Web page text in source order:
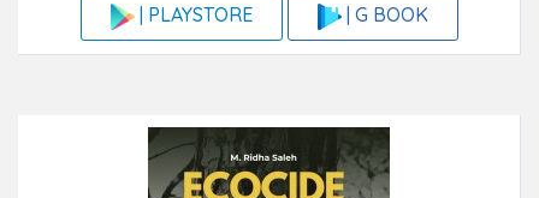
| PLAYSTORE | G BOOK